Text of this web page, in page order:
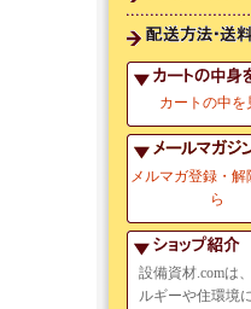
カートの中を
メルマガ登録・解
ら
設備資材.comは
ルギーや住環境